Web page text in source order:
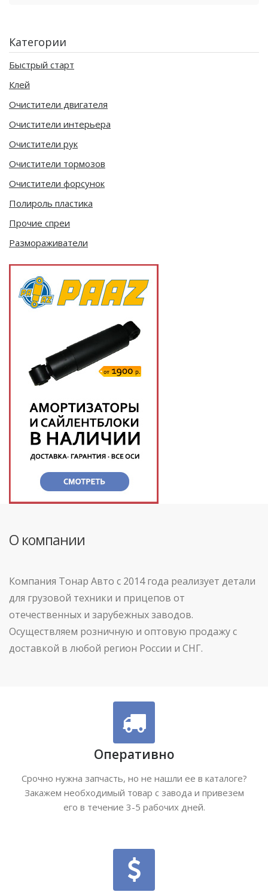
Категории
Быстрый старт
Клей
Очистители двигателя
Очистители интерьера
Очистители рук
Очистители тормозов
Очистители форсунок
Полироль пластика
Прочие спреи
Размораживатели
О компании
Компания Тонар Авто с 2014 года реализует детали
для грузовой техники и прицепов от
отечественных и зарубежных заводов.
Осуществляем розничную и оптовую продажу с
доставкой в любой регион России и СНГ.
Оперативно
Срочно нужна запчасть, но не нашли ее в каталоге?
Закажем необходимый товар с завода и привезем
его в течение 3-5 рабочих дней.